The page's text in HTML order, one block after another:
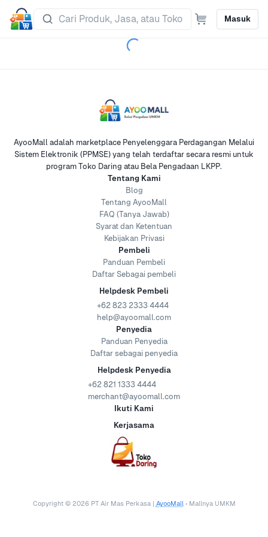
Masuk
AyooMall adalah marketplace Penyelenggara Perdagangan Melalui
Sistem Elektronik (PPMSE) yang telah terdaftar secara resmi untuk
program Toko Daring atau Bela Pengadaan LKPP.
Tentang Kami
Blog
Tentang AyooMall
FAQ (Tanya Jawab)
Syarat dan Ketentuan
Kebijakan Privasi
Pembeli
Panduan Pembeli
Daftar Sebagai pembeli
Helpdesk Pembeli
+62 823 2333 4444
help@ayoomall.com
Penyedia
Panduan Penyedia
Daftar sebagai penyedia
Helpdesk Penyedia
+62 821 1333 4444
merchant@ayoomall.com
Ikuti Kami
Kerjasama
Copyright © 2026 PT Air Mas Perkasa | AyooMall • Mallnya UMKM